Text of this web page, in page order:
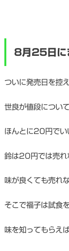
8月25日に
ついに発売日を控
世良が値段につい
ほんとに20円でい
鈴は20円では売れ
味が良くても売れ
そこで福子は試食
味を知ってもらえ